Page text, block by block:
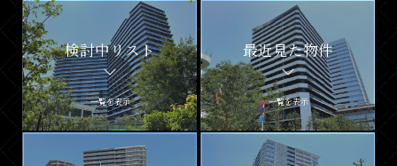
検討中リスト
一覧を表示
最近見た物件
一覧を表示